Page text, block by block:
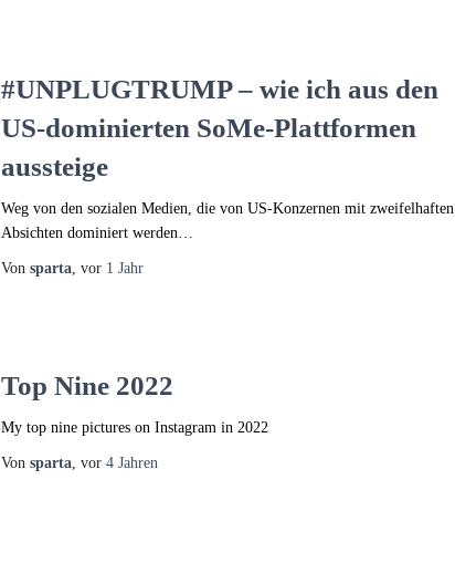
#UNPLUGTRUMP – wie ich aus den
US-dominierten SoMe-Plattformen
aussteige
Weg von den sozialen Medien, die von US-Konzernen mit zweifelhaften
Absichten dominiert werden…
Von sparta, vor 1 Jahr
Top Nine 2022
My top nine pictures on Instagram in 2022
Von sparta, vor 4 Jahren